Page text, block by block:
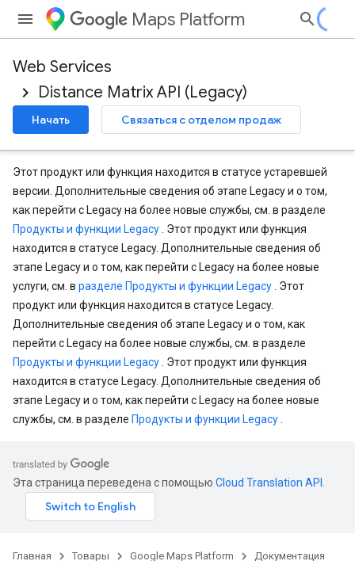
Maps Platform
Web Services
Distance Matrix API (Legacy)
Начать Связаться с отделом продаж
Этот продукт или функция находится в статусе устаревшей
версии. Дополнительные сведения об этапе Legacy и о том,
как перейти с Legacy на более новые службы, см. в разделе
Продукты и функции Legacy . Этот продукт или функция
находится в статусе Legacy. Дополнительные сведения об
этапе Legacy и о том, как перейти с Legacy на более новые
услуги, см. в разделе Продукты и функции Legacy . Этот
продукт или функция находится в статусе Legacy.
Дополнительные сведения об этапе Legacy и о том, как
перейти с Legacy на более новые службы, см. в разделе
Продукты и функции Legacy . Этот продукт или функция
находится в статусе Legacy. Дополнительные сведения об
этапе Legacy и о том, как перейти с Legacy на более новые
службы, см. в разделе Продукты и функции Legacy
Эта страница переведена с помощью Cloud Translation API
Главная Товары Google Maps Platform
Документация